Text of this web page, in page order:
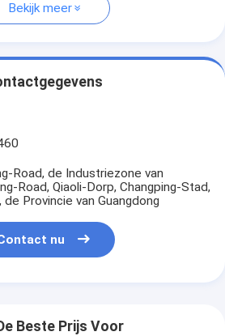
Bekijk meer
Road, de Industriezone van
Road, Qiaoli-Dorp, Changping-Stad,
Provincie van Guangdong
nu
Beste Prijs Voor